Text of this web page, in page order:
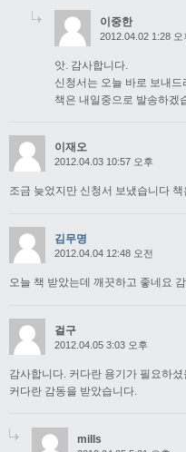
이중한
2012.04.02 1:28 오
앗. 감사합니다.
신청서는 오늘 바로 보내드
책은 내일중으로 발송하겠
이재오
2012.04.03 10:57 오후
조금 늦었지만 신청서 보냈습니다
김무명
2012.04.04 12:48 오전
오늘 책 받았는데 깨끗하고 좋네요
걸구
2012.04.05 3:03 오후
감사합니다. 커다란 용기가 필요하
커다란 감동을 받았습니다.
mills